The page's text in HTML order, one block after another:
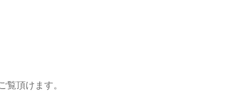
頂けます。